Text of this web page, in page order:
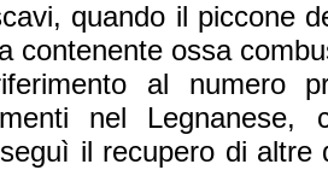
quando il piccone
contenente ossa
al numero
nel Legnanese,
il recupero di altre